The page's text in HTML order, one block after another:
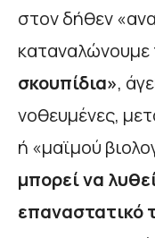
στον δήθεν
καταναλώνουμε
σκουπίδια»,
νοθευμένες,
ή «μαϊμού
μπορεί να
επαναστατικό